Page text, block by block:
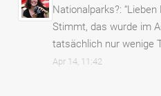
Nationalparks?: “Lieben
Stimmt, das wurde im
tatsächlich nur wenige
Apr 14, 11:42